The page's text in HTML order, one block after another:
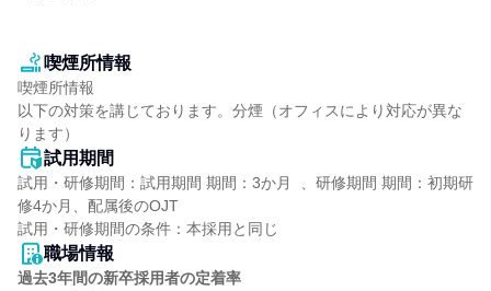
喫煙所情報
喫煙所情報
以下の対策を講じております。分煙（オフィスにより対応が異な
ります）
試用期間
試用・研修期間：試用期間 期間：3か月  、研修期間 期間：初期研
修4か月、配属後のOJT
職場情報
過去3年間の新卒採用者の定着率